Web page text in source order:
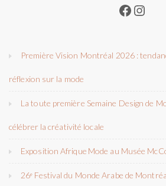
Première Vision Montréal 2026 :
réflexion sur la mode
La toute première Semaine Design de
célébrer la créativité locale
Exposition Afrique Mode au Musée
26ᵉ Festival du Monde Arabe de